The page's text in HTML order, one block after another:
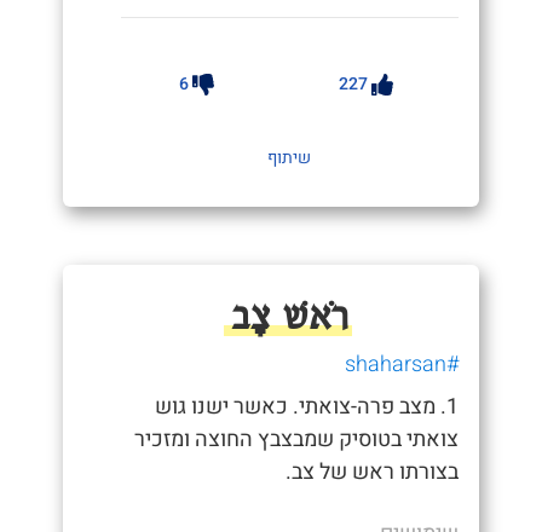
227
6
שיתוף
רֹאשׁ צָב
#shaharsan
1. מצב פרה-צואתי. כאשר ישנו גוש
צואתי בטוסיק שמבצבץ החוצה ומזכיר
בצורתו ראש של צב.